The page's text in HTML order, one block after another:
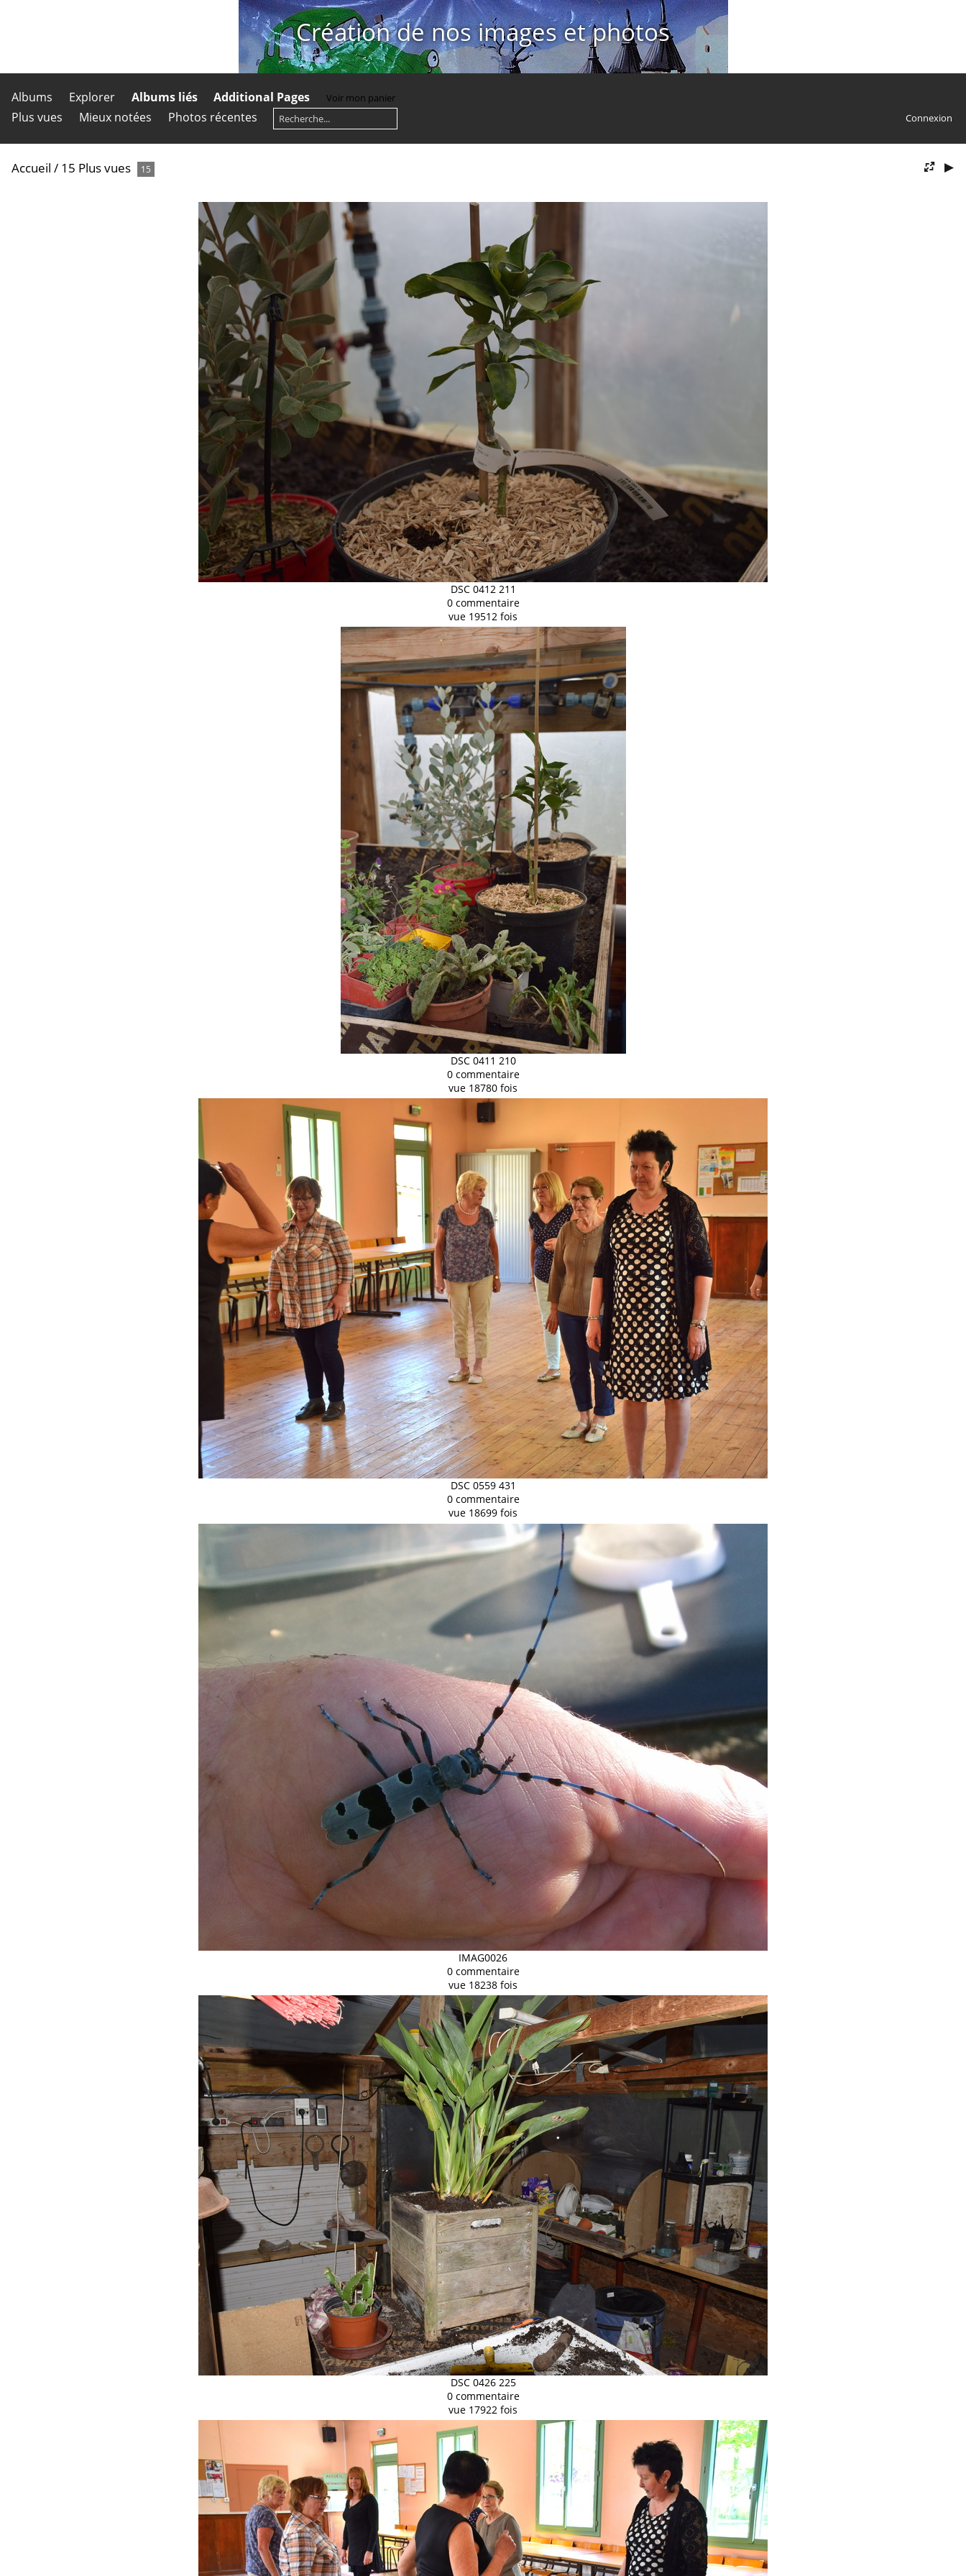
Création de nos images et photos
Albums Explorer Albums liés Additional Pages Voir mon panier
Plus vues Mieux notées Photos récentes Connexion
Accueil / 15 Plus vues 15
DSC 0412 211
0 commentaire
vue 19512 fois
DSC 0411 210
0 commentaire
vue 18780 fois
DSC 0559 431
0 commentaire
vue 18699 fois
IMAG0026
0 commentaire
vue 18238 fois
DSC 0426 225
0 commentaire
vue 17922 fois